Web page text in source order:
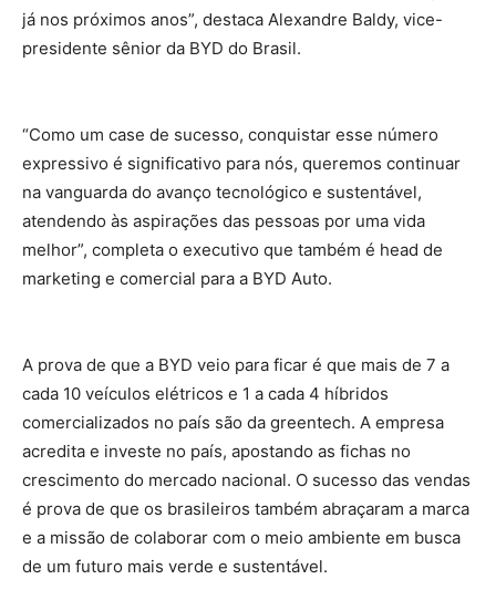
já nos próximos anos”, destaca Alexandre Baldy, vice-
presidente sênior da BYD do Brasil.
“Como um case de sucesso, conquistar esse número
expressivo é significativo para nós, queremos continuar
na vanguarda do avanço tecnológico e sustentável,
atendendo às aspirações das pessoas por uma vida
melhor”, completa o executivo que também é head de
marketing e comercial para a BYD Auto.
A prova de que a BYD veio para ficar é que mais de 7 a
cada 10 veículos elétricos e 1 a cada 4 híbridos
comercializados no país são da greentech. A empresa
acredita e investe no país, apostando as fichas no
crescimento do mercado nacional. O sucesso das vendas
é prova de que os brasileiros também abraçaram a marca
e a missão de colaborar com o meio ambiente em busca
de um futuro mais verde e sustentável.